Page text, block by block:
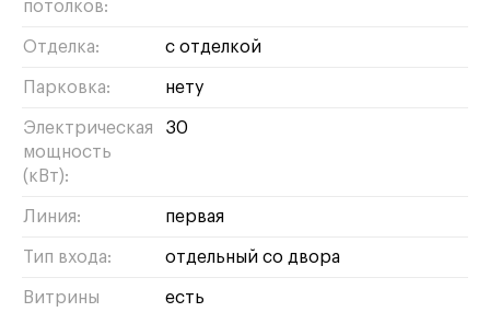
потолков:
Отделка: с отделкой
Парковка: нету
Электрическая
мощность
(кВт):
30
Линия: первая
Тип входа: отдельный со двора
Витрины есть